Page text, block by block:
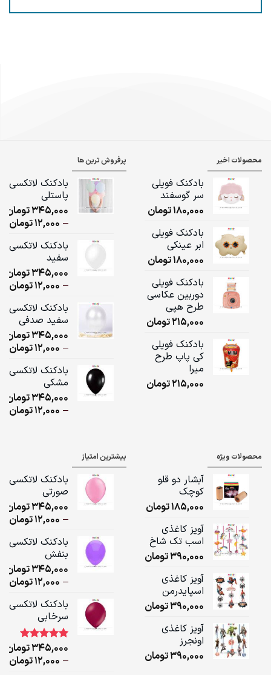
محصولات اخیر
بادکنک فویلی
سر گوسفند
180,000تومان
بادکنک فویلی
ابر عینکی
180,000تومان
بادکنک فویلی
دوربین عکاسی
طرح هپی
215,000تومان
بادکنک فویلی
کی پاپ طرح
میرا
215,000تومان
پرفروش ترین ها
بادکنک لاتکسی
پاستلی
345,000تومان
–
12,000تومان
بادکنک لاتکسی
سفید
345,000تومان
–
12,000تومان
بادکنک لاتکسی
سفید صدفی
345,000تومان
–
12,000تومان
بادکنک لاتکسی
مشکی
345,000تومان
–
12,000تومان
محصولات ویژه
آبشار دو قلو
کوچک
185,000تومان
آویز کاغذی
اسب تک شاخ
390,000تومان
آویز کاغذی
اسپایدرمن
390,000تومان
آویز کاغذی
اونجرز
390,000تومان
بیشترین امتیاز
بادکنک لاتکسی
صورتی
345,000تومان
–
12,000تومان
بادکنک لاتکسی
بنفش
345,000تومان
–
12,000تومان
بادکنک لاتکسی
سرخابی
امتیاز5.00
1
مشتری
345,000تومان
–
12,000تومان